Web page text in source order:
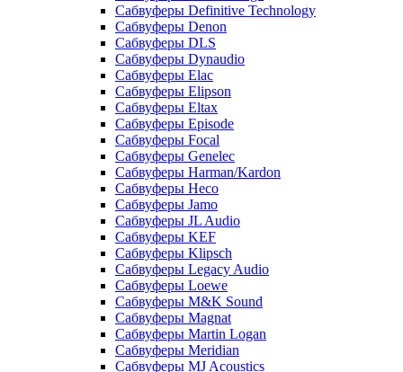
Сабвуферы Definitive Technology
Сабвуферы Denon
Сабвуферы DLS
Сабвуферы Dynaudio
Сабвуферы Elac
Сабвуферы Elipson
Сабвуферы Eltax
Сабвуферы Episode
Сабвуферы Focal
Сабвуферы Genelec
Сабвуферы Harman/Kardon
Сабвуферы Heco
Сабвуферы Jamo
Сабвуферы JL Audio
Сабвуферы KEF
Сабвуферы Klipsch
Сабвуферы Legacy Audio
Сабвуферы Loewe
Сабвуферы M&K Sound
Сабвуферы Magnat
Сабвуферы Martin Logan
Сабвуферы Meridian
Сабвуферы MJ Acoustics